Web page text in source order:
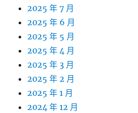
2025 年 7 月
2025 年 6 月
2025 年 5 月
2025 年 4 月
2025 年 3 月
2025 年 2 月
2025 年 1 月
2024 年 12 月